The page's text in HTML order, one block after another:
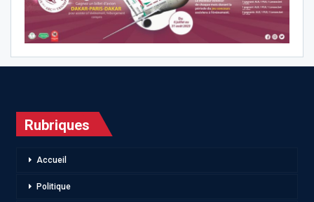
Rubriques
Accueil
Politique